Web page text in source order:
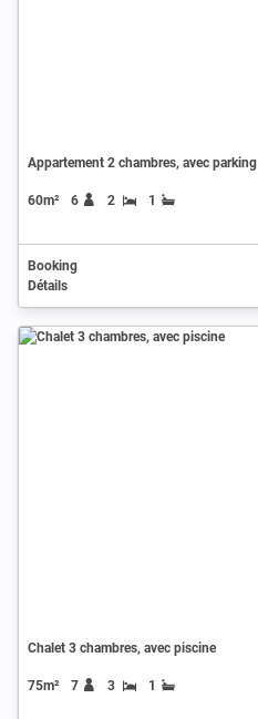
Appartement 2 chambres, avec parking
60m² 6 2 1
Booking
Détails
Chalet 3 chambres, avec piscine
75m² 7 3 1